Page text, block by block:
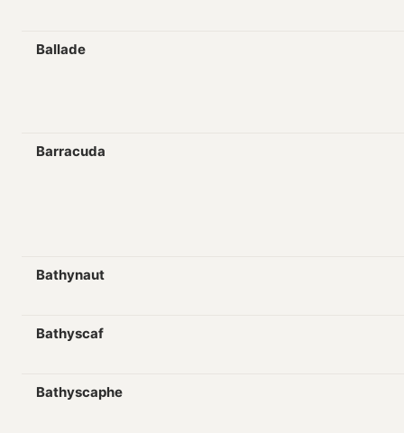
Ballade
Barracuda
Bathynaut
Bathyscaf
Bathyscaphe